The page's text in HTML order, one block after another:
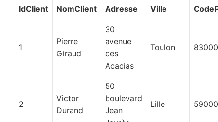
IdClient NomClient Adresse Ville
1
Pierre
Giraud
30
avenue
des
Acacias
Toulon 83000
2
Victor
Durand
50
boulevard
Jean
Lille 59000